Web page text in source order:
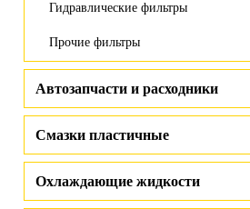
Гидравлические фильтры
Прочие фильтры
Автозапчасти и расходники
Смазки пластичные
Охлаждающие жидкости